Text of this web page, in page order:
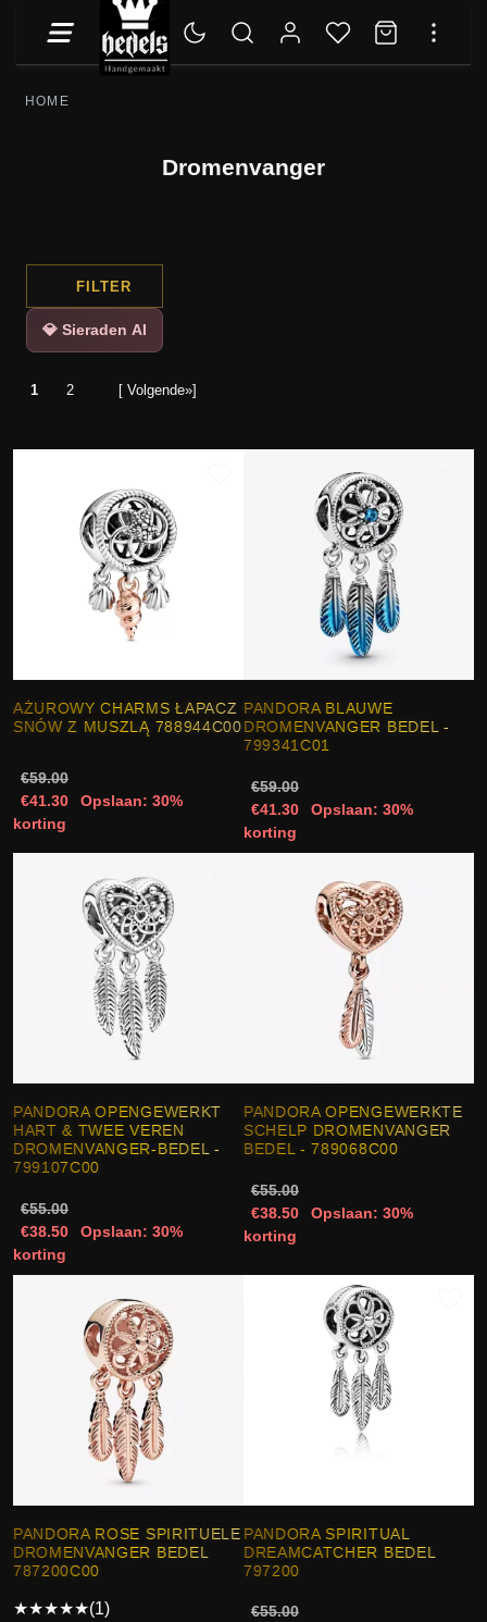
HOME
Dromenvanger
FILTER
💎 Sieraden AI
1 2 [ Volgende»]
AŻUROWY CHARMS ŁAPACZ
SNÓW Z MUSZLĄ 788944C00
€59.00
€41.30
Opslaan: 30%
korting
PANDORA BLAUWE
DROMENVANGER BEDEL -
799341C01
€59.00
€41.30
Opslaan: 30%
korting
PANDORA OPENGEWERKT
HART & TWEE VEREN
DROMENVANGER-BEDEL -
799107C00
€55.00
€38.50
Opslaan: 30%
korting
PANDORA OPENGEWERKTE
SCHELP DROMENVANGER
BEDEL - 789068C00
€55.00
€38.50
Opslaan: 30%
korting
PANDORA ROSE SPIRITUELE
DROMENVANGER BEDEL
787200C00
★★★★★(1)
PANDORA SPIRITUAL
DREAMCATCHER BEDEL
797200
€55.00